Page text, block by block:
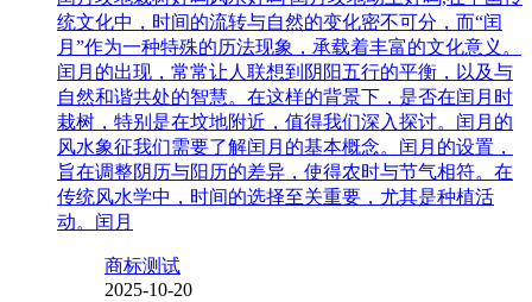
统文化中，时间的流转与自然的变化密不可分，而“闰
月”作为一种特殊的历法现象，承载着丰富的文化意义。
闰月的出现，常常让人联想到阴阳五行的平衡，以及与
自然和谐共处的智慧。在这样的背景下，是否在闰月时
栽树，特别是在坟地附近，值得我们深入探讨。闰月的
风水象征我们需要了解闰月的基本概念。闰月的设置，
旨在调整阴历与阳历的差异，使得农时与节气相符。在
传统风水学中，时间的选择至关重要，尤其是种植活
动。闰月
商标测试
2025-10-20